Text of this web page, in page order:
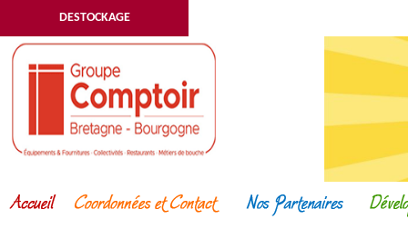
DESTOCKAGE